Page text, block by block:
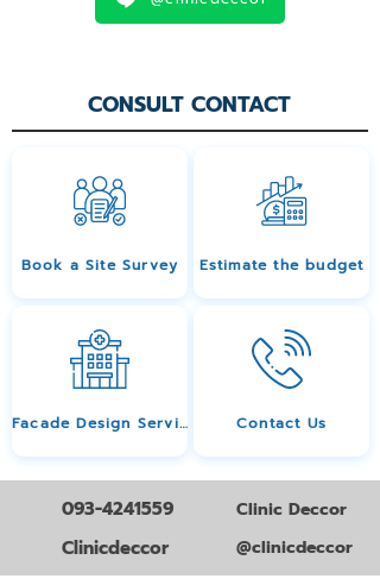
CONSULT CONTACT
Book a Site Survey Estimate the budget
Facade Design Service Contact Us
093-4241559
Clinicdeccor
Clinic Deccor
@clinicdeccor